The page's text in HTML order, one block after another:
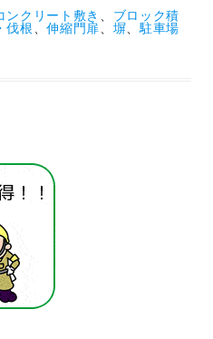
ンクリート敷き
ブロック積
伐根 、伸縮門扉 塀 駐車場